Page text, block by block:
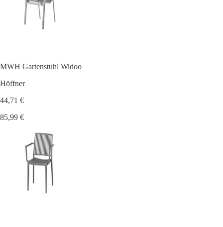
MWH Gartenstuhl Widoo
Höffner
44,71 €
85,99 €